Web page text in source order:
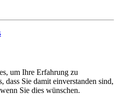
um Ihre Erfahrung zu
dass Sie damit einverstanden sind,
Sie dies wünschen.